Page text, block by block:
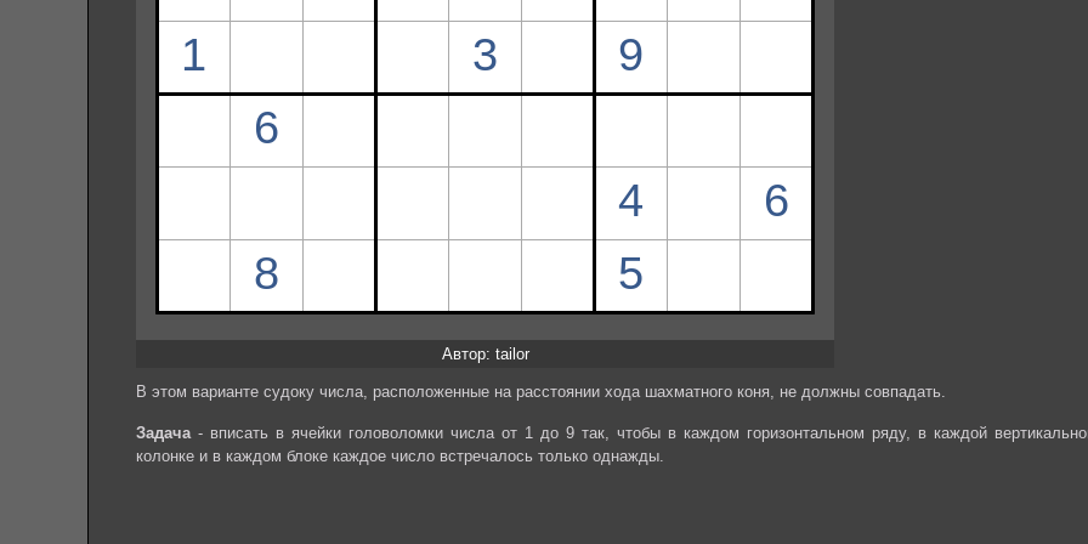
Автор: tailor
В этом варианте судоку числа, расположенные на расстоянии хода шахматного коня, не должны совпадать.
Задача- вписать в ячейки головоломки числа от 1 до 9 так, чтобы в каждом горизонтальном ряду, в каждой
колонке и в каждом блоке каждое число встречалось только однажды.